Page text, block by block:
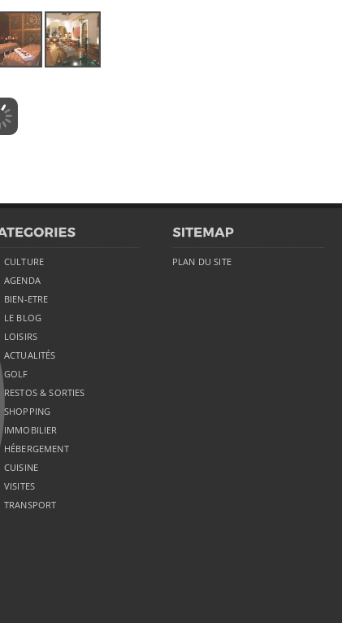
CULTURE
AGENDA
BIEN-ETRE
LE BLOG
LOISIRS
ACTUALITÉS
GOLF
RESTOS & SORTIES
SHOPPING
IMMOBILIER
HÉBERGEMENT
CUISINE
VISITES
TRANSPORT
PLAN DU SITE